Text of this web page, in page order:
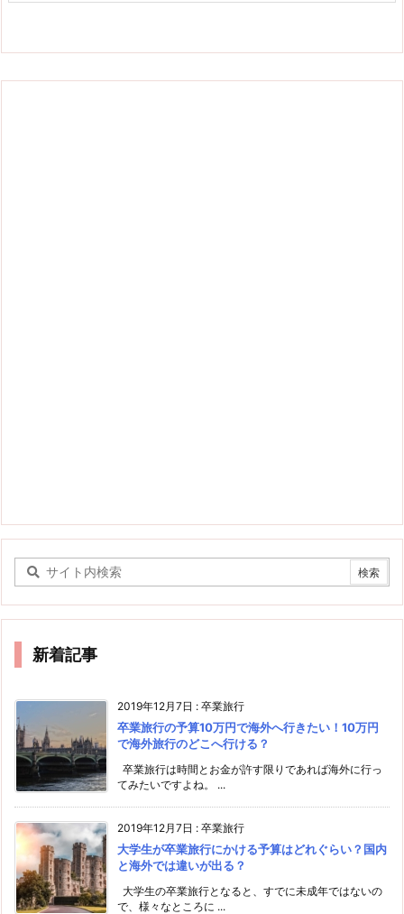
新着記事
2019年12月7日 : 卒業旅行
卒業旅行の予算10万円で海外へ行きたい！10万円
で海外旅行のどこへ行ける？
卒業旅行は時間とお金が許す限りであれば海外に行っ
てみたいですよね。 ...
2019年12月7日 : 卒業旅行
大学生が卒業旅行にかける予算はどれぐらい？国内
と海外では違いが出る？
大学生の卒業旅行となると、すでに未成年ではないの
で、様々なところに ...